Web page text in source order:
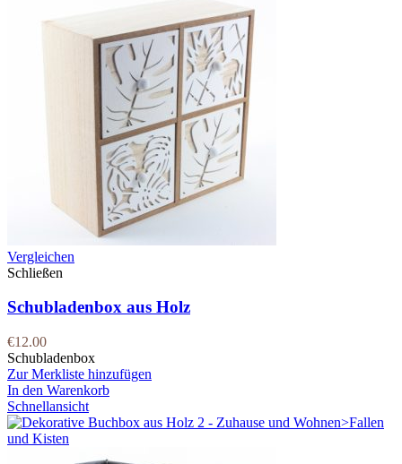
Vergleichen
Schließen
Schubladenbox aus Holz
€12.00
Schubladenbox
Zur Merkliste hinzufügen
In den Warenkorb
Schnellansicht